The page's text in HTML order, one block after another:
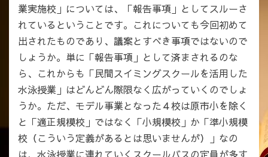
業実施校」については、「報告事項」としてスルーさ
れているということです。これについても今回初めて
出されたものであり、議案とすべき事項ではないので
しょうか。単に「報告事項」として済まされるのな
ら、これからも「民間スイミングスクールを活用した
水泳授業」はどんどん際限なく広がっていくのでしょ
うか。ただ、モデル事業となった４校は原市小を除く
と「適正規模校」ではなく「小規模校」か「準小規模
校（こういう定義があるとは思いませんが）」なの
は、水泳授業に連れていくスクールバスの定員が多す